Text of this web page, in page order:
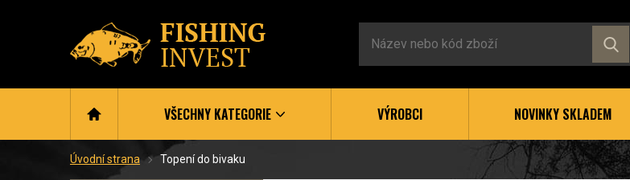
VŠECHNY KATEGORIE VÝROBCI NOVINKY SKLADEM
Úvodní strana Topení do bivaku